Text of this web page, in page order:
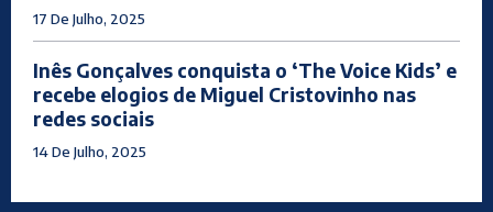
17 De Julho, 2025
Inês Gonçalves conquista o ‘The Voice Kids’ e
recebe elogios de Miguel Cristovinho nas
redes sociais
14 De Julho, 2025